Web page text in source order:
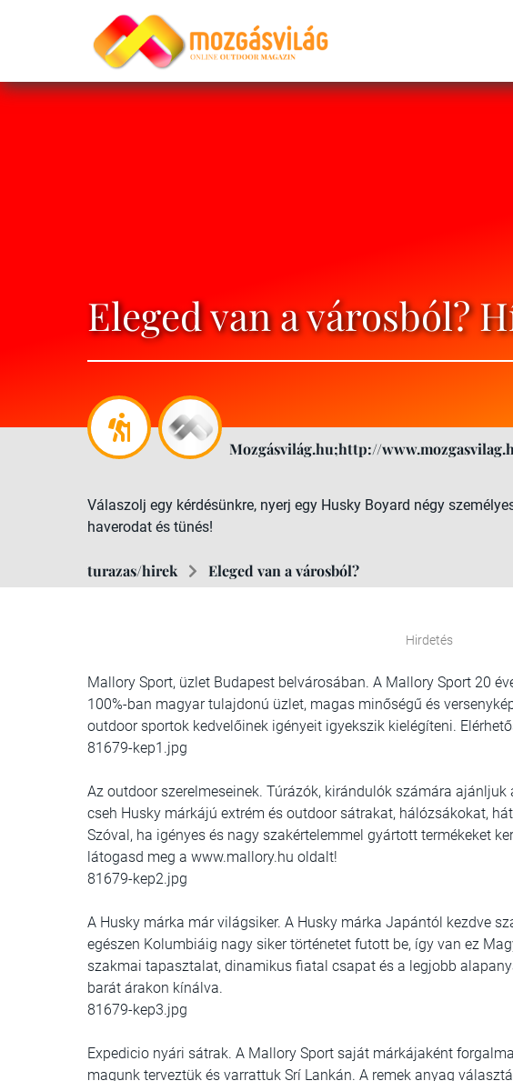
Eleged van a városból?
Mozgásvilág.hu;http://
Válaszolj egy kérdésünkre, nyerj egy Husky Boyard négy
haverodat és tünés!
turazas/hirek Eleged van a városból?
Hirdetés
Mallory Sport, üzlet Budapest belvárosában. A Mallory Sport 20
100%-ban magyar tulajdonú üzlet, magas minőségű és
outdoor sportok kedvelőinek igényeit igyekszik kielégíteni.
81679-kep1.jpg
Az outdoor szerelmeseinek. Túrázók, kirándulók számára
cseh Husky márkájú extrém és outdoor sátrakat, hálózsákokat,
Szóval, ha igényes és nagy szakértelemmel gyártott termékeket
látogasd meg a www.mallory.hu oldalt!
81679-kep2.jpg
A Husky márka már világsiker. A Husky márka Japántól kezdve
egészen Kolumbiáig nagy siker történetet futott be, így van ez
szakmai tapasztalat, dinamikus fiatal csapat és a legjobb
barát árakon kínálva.
81679-kep3.jpg
Expedicio nyári sátrak. A Mallory Sport saját márkájaként
magunk terveztük és varrattuk Srí Lankán. A remek anyag